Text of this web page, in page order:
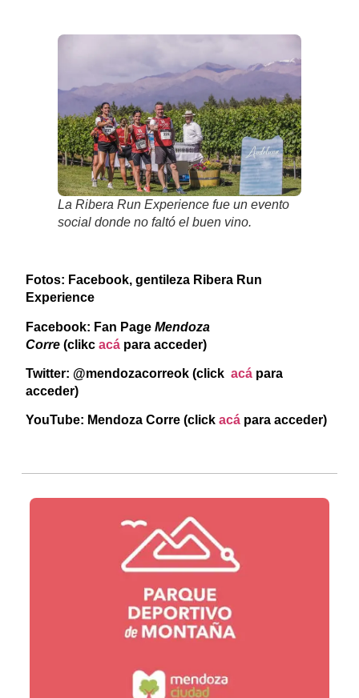
La Ribera Run Experience fue un evento
social donde no faltó el buen vino.
Fotos: Facebook, gentileza Ribera Run
Experience
Facebook: Fan Page Mendoza
Corre(clikc acápara acceder)
Twitter: @mendozacorreok (click acápara
acceder)
YouTube: Mendoza Corre (click acápara acceder)